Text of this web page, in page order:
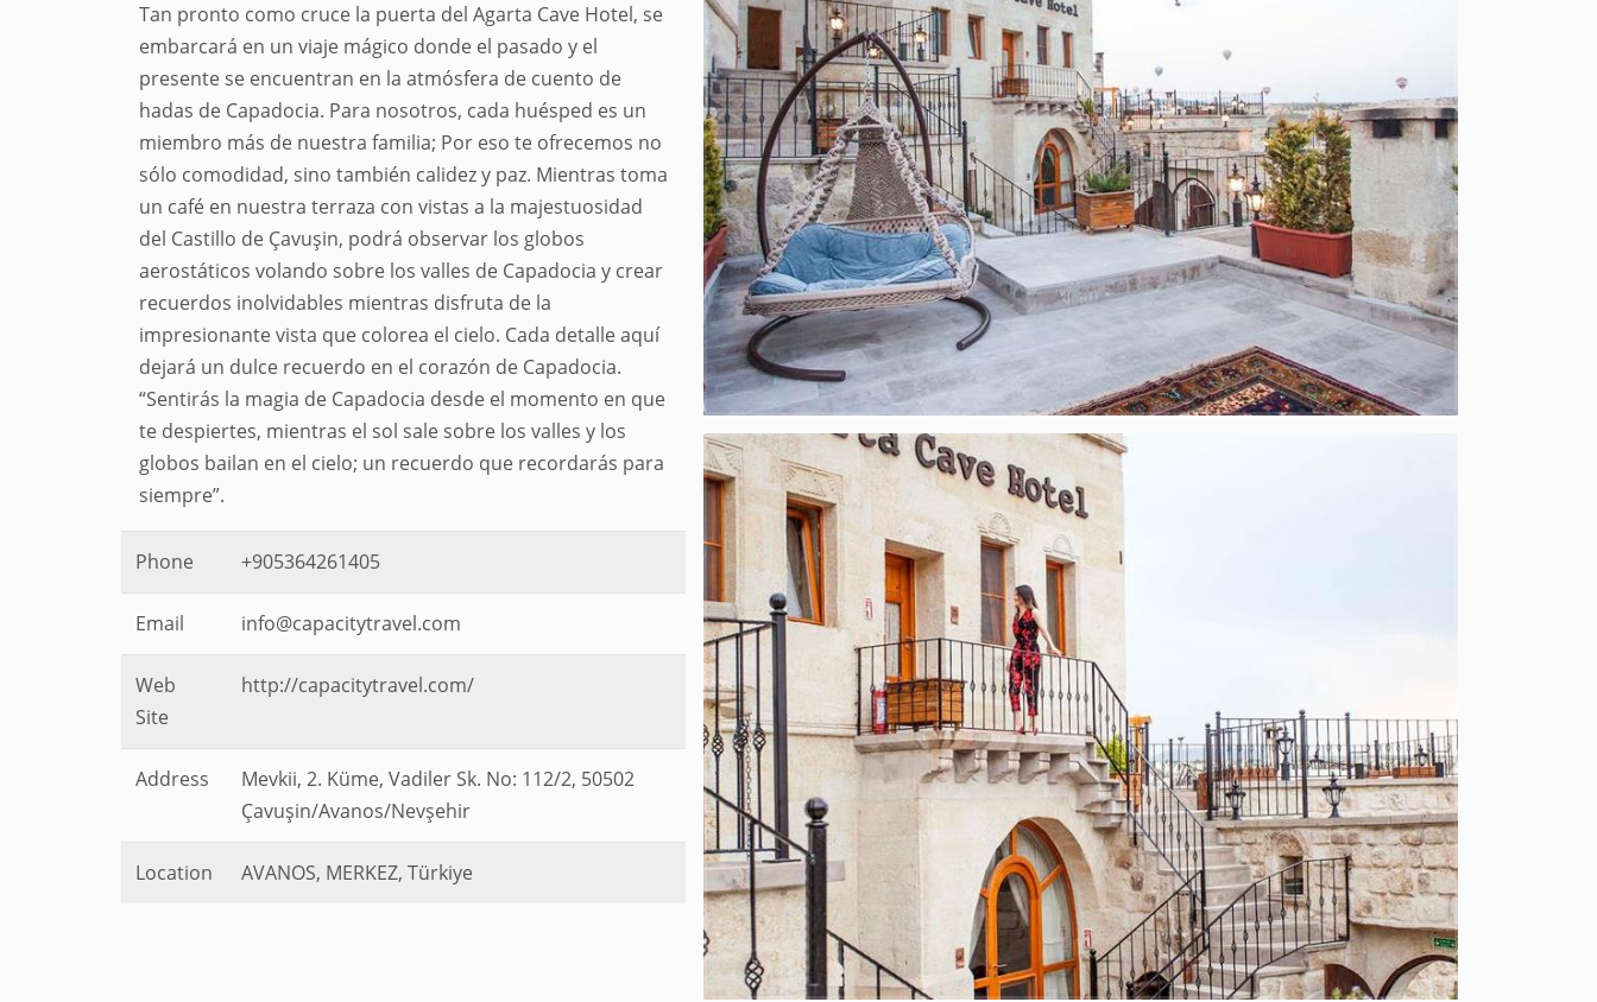
Tan pronto como cruce la puerta del Agarta Cave Hotel, se
embarcará en un viaje mágico donde el pasado y el
presente se encuentran en la atmósfera de cuento de
hadas de Capadocia. Para nosotros, cada huésped es un
miembro más de nuestra familia; Por eso te ofrecemos no
sólo comodidad, sino también calidez y paz. Mientras toma
un café en nuestra terraza con vistas a la majestuosidad
del Castillo de Çavuşin, podrá observar los globos
aerostáticos volando sobre los valles de Capadocia y crear
recuerdos inolvidables mientras disfruta de la
impresionante vista que colorea el cielo. Cada detalle aquí
dejará un dulce recuerdo en el corazón de Capadocia.
“Sentirás la magia de Capadocia desde el momento en que
te despiertes, mientras el sol sale sobre los valles y los
globos bailan en el cielo; un recuerdo que recordarás para
siempre”.
Phone +905364261405
Email info@capacitytravel.com
Web
Site
http://capacitytravel.com/
Address
Mevkii, 2. Küme, Vadiler Sk. No: 112/2, 50502
Çavuşin/Avanos/Nevşehir
Location AVANOS, MERKEZ, Türkiye